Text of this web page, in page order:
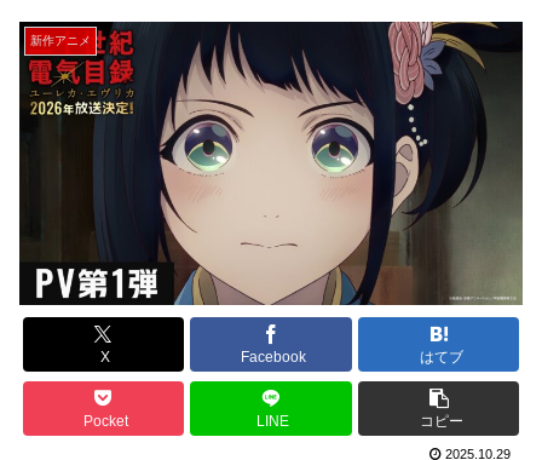
新作アニメ
X Facebook はてブ
Pocket LINE コピー
2025.10.29